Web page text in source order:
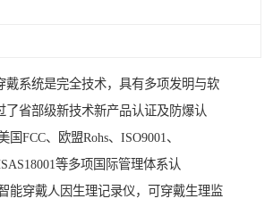
戴系统是完全技术，具有多项发明与软
了省部级新技术新产品认证及防爆认
国FCC、欧盟Rohs、ISO9001、
等多项国际管理体系认
能穿戴人因生理记录仪，可穿戴生理监